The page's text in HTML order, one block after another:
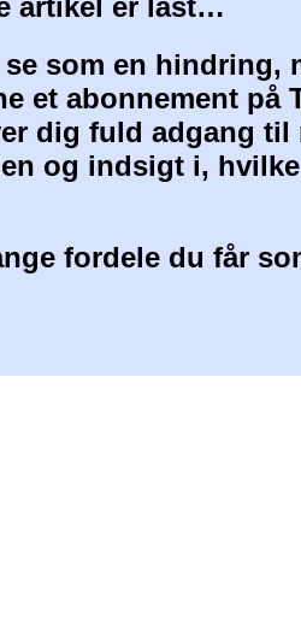
artikel er låst…
som en hindring,
et abonnement på
dig fuld adgang
og indsigt i,
fordele du får